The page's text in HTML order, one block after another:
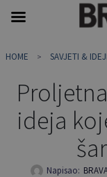
toHOME SAVJETI &
ideja
Napisao: